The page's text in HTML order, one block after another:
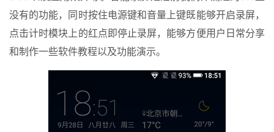
没有的功能，同时按住电源键和音量上键既能够开启录屏，
点击计时模块上的红点即停止录屏，能够方便用户日常分享
和制作一些软件教程以及功能演示。